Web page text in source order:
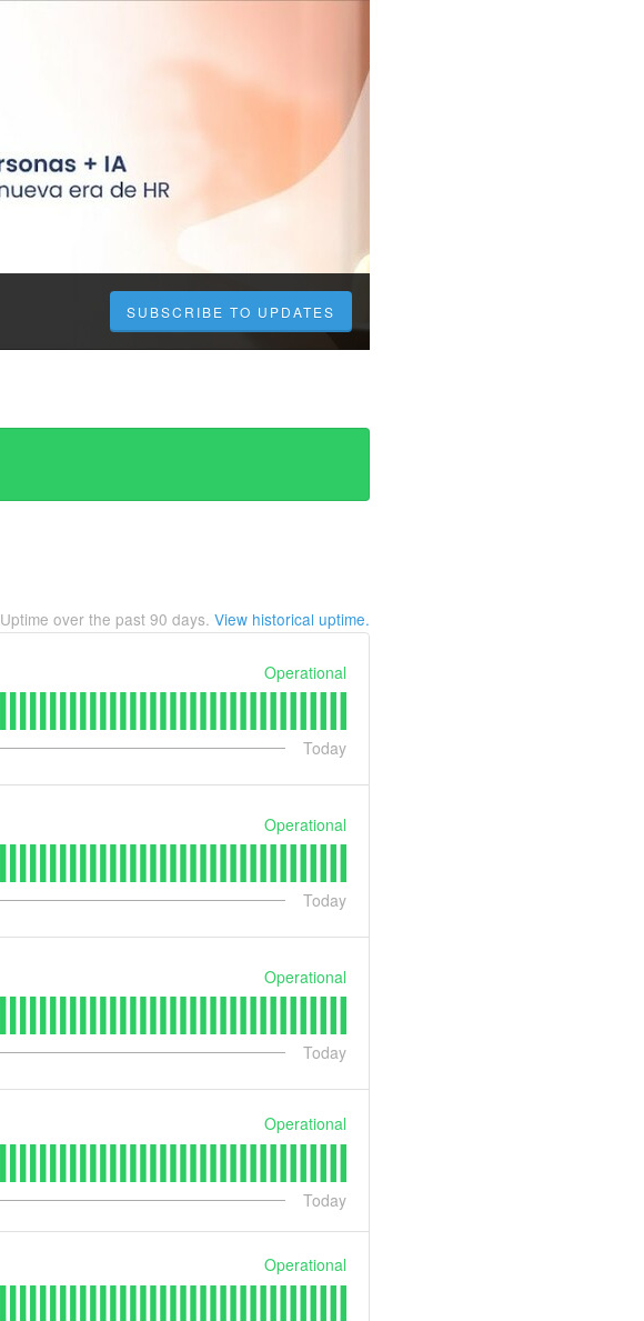
SUBSCRIBE TO UPDATES
Uptime over the past 90 days. View historical uptime.
Operational
Today
Operational
Today
Operational
Today
Operational
Today
Operational